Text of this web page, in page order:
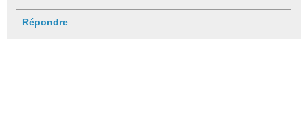
Répondre